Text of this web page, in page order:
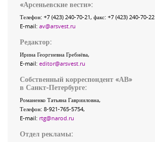
«Арсеньевские вести»:
Телефон: +7 (423) 240-70-21, факс: +7 (423) 240-70-22
E-mail: av@arsvest.ru
Редактор:
Ирина Георгиевна Гребнёва,
E-mail: editor@arsvest.ru
Собственный корреспондент «АВ»
в Санкт-Петербурге:
Романенко Татьяна Гаврииловна,
Телефон: 8-921-765-5754,
E-mail: rtg@narod.ru
Отдел рекламы: